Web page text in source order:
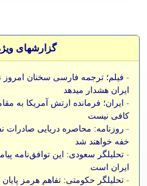
گزارشهای
- فیلم؛ ترجمه فارسی سخنان امروز
ایران هشدار میدهد
- ایران؛ فرمانده ارتش آمریکا به
کافی نیست
- روزنامه: محاصره دریایی صادرات
خفه خواهند شد
- تحلیلگر سعودی: این توافق‌نامه
ایران است
- تحلیلگر حکومتی: تفاهم هرمز